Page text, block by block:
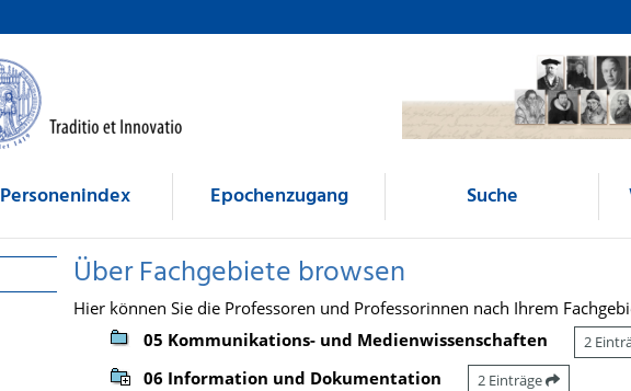
Personenindex Epochenzugang Suche
Über Fachgebiete browsen
Hier können Sie die Professoren und Professorinnen nach Ihrem
05 Kommunikations- und Medienwissenschaften
2
06 Information und Dokumentation 2 Einträge